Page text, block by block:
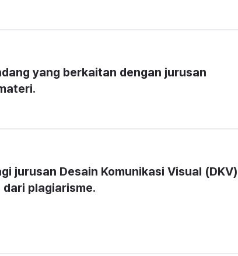
yang berkaitan dengan jurusan
jurusan Desain Komunikasi Visual (DKV)
plagiarisme.